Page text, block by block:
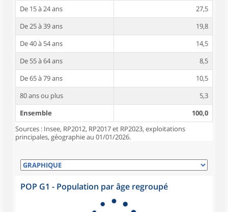
De 15 à 24 ans
27,5
De 25 à 39 ans
19,8
De 40 à 54 ans
14,5
De 55 à 64 ans
8,5
De 65 à 79 ans
10,5
80 ans ou plus
5,3
Ensemble
100,0
Sources : Insee, RP2012, RP2017 et RP2023, exploitations
principales, géographie au 01/01/2026.
POP G1 - Population par âge regroupé